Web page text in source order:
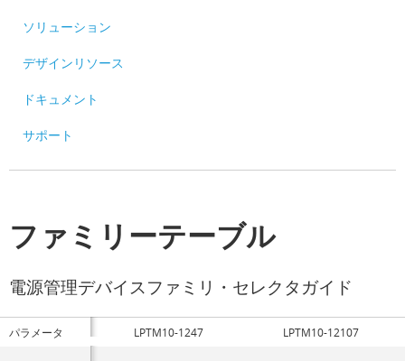
ソリューション
デザインリソース
ドキュメント
サポート
ファミリーテーブル
電源管理デバイスファミリ・セレクタガイド
パラメータ LPTM10-1247 LPTM10-12107